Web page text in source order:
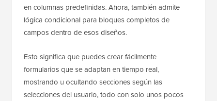
en columnas predefinidas. Ahora, también admite
lógica condicional para bloques completos de
campos dentro de esos diseños.
Esto significa que puedes crear fácilmente
formularios que se adaptan en tiempo real,
mostrando u ocultando secciones según las
selecciones del usuario, todo con solo unos pocos